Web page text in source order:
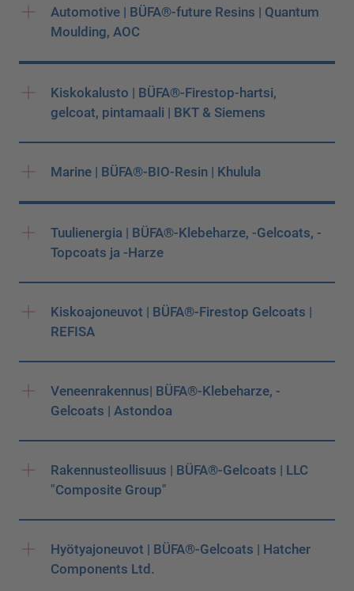
Automotive | BÜFA®-future Resins | Quantum
Moulding, AOC
Kiskokalusto | BÜFA®-Firestop-hartsi,
gelcoat, pintamaali | BKT & Siemens
Marine | BÜFA®-BIO-Resin | Khulula
Tuulienergia | BÜFA®-Klebeharze, -Gelcoats, -
Topcoats ja -Harze
Kiskoajoneuvot | BÜFA®-Firestop Gelcoats |
REFISA
Veneenrakennus| BÜFA®-Klebeharze, -
Gelcoats | Astondoa
Rakennusteollisuus | BÜFA®-Gelcoats | LLC
"Composite Group"
Hyötyajoneuvot | BÜFA®-Gelcoats | Hatcher
Components Ltd.